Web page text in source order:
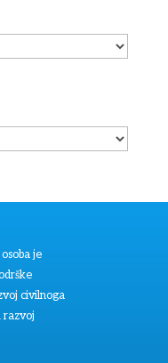
je
civilnoga
razvoj